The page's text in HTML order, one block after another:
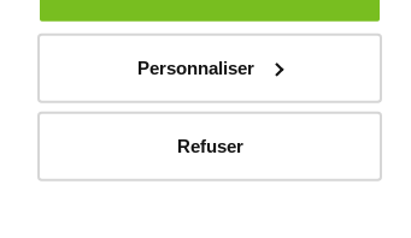
Personnaliser
Refuser